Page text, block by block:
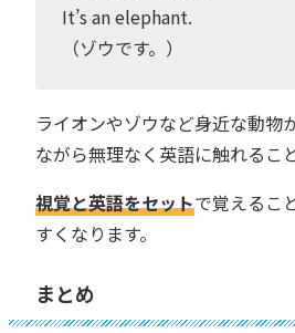
It’s an elephant.
（ゾウです。）
ライオンやゾウなど身近な動物
ながら無理なく英語に触れるこ
視覚と英語をセットで覚えるこ
すくなります。
まとめ